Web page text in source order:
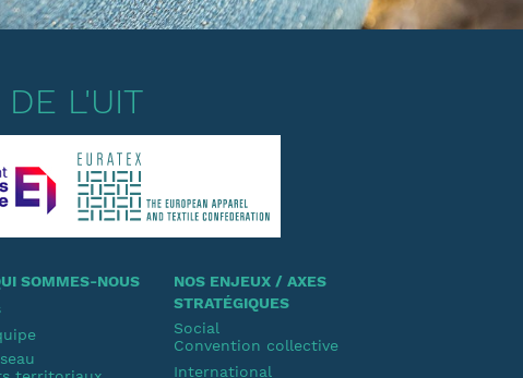
DE L'UIT
SOMMES-NOUS
NOS ENJEUX / AXES
STRATÉGIQUES
Social
Convention collective
International